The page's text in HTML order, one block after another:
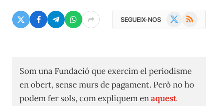
SEGUEIX-NOS RSS
Som una Fundació que exercim el periodisme
en obert, sense murs de pagament. Però no ho
podem fer sols, com expliquem enaquest